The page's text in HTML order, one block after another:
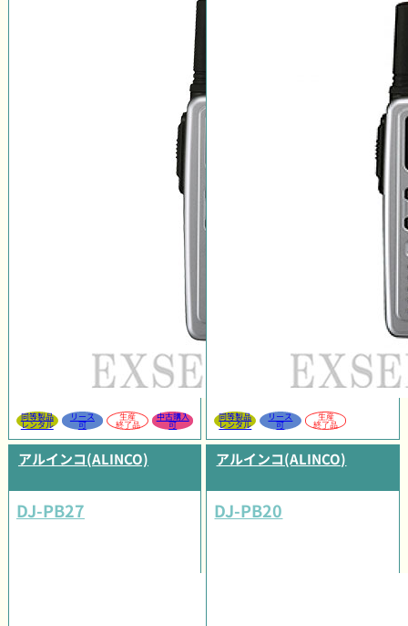
同等製品
レンタル
リース
可
生産
終了品
中古購入
可
同等製品
レンタル
リース
可
生産
終了品
アルインコ(ALINCO)
DJ-PB27
アルインコ(ALINCO)
DJ-PB20